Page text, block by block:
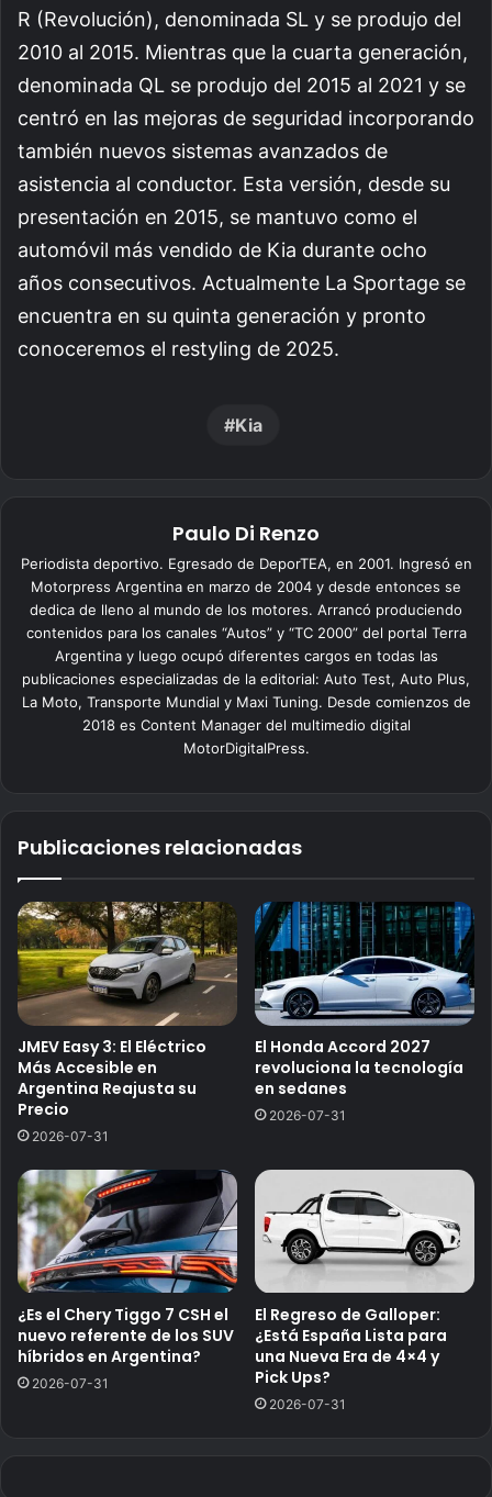
R (Revolución), denominada SL y se produjo del
2010 al 2015. Mientras que la cuarta generación,
denominada QL se produjo del 2015 al 2021 y se
centró en las mejoras de seguridad incorporando
también nuevos sistemas avanzados de
asistencia al conductor. Esta versión, desde su
presentación en 2015, se mantuvo como el
automóvil más vendido de Kia durante ocho
años consecutivos. Actualmente La Sportage se
encuentra en su quinta generación y pronto
conoceremos el restyling de 2025.
Kia
Paulo Di Renzo
Periodista deportivo. Egresado de DeporTEA, en 2001. Ingresó en
Motorpress Argentina en marzo de 2004 y desde entonces se
dedica de lleno al mundo de los motores. Arrancó produciendo
contenidos para los canales “Autos” y “TC 2000” del portal Terra
Argentina y luego ocupó diferentes cargos en todas las
publicaciones especializadas de la editorial: Auto Test, Auto Plus,
La Moto, Transporte Mundial y Maxi Tuning. Desde comienzos de
2018 es Content Manager del multimedio digital
MotorDigitalPress.
Publicaciones relacionadas
JMEV Easy 3: El Eléctrico
Más Accesible en
Argentina Reajusta su
Precio
2026-07-31
El Honda Accord 2027
revoluciona la tecnología
en sedanes
2026-07-31
¿Es el Chery Tiggo 7 CSH el
nuevo referente de los SUV
híbridos en Argentina?
2026-07-31
El Regreso de Galloper:
¿Está España Lista para
una Nueva Era de 4×4 y
Pick Ups?
2026-07-31